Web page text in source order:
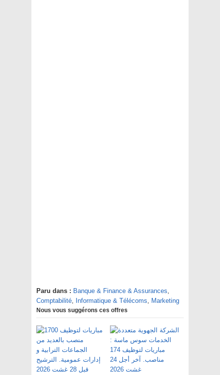
Paru dans : Banque & Finance & Assurances,
Comptabilité, Informatique & Télécoms, Marketing
Nous vous suggérons ces offres